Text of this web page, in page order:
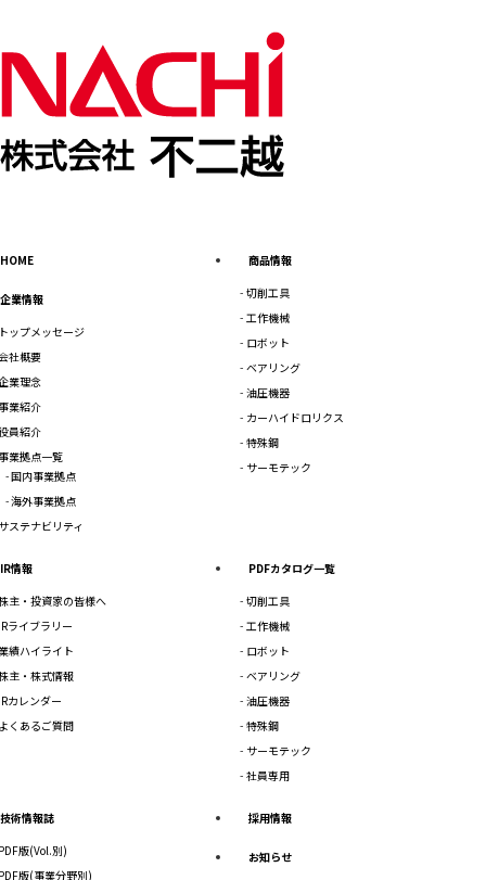
HOME
企業情報
ップメッセージ
社概要
業理念
業紹介
員紹介
業拠点一覧
国内事業拠点
海外事業拠点
ステナビリティ
商品情報
切削工具
工作機械
ロボット
ベアリング
油圧機器
カーハイドロリクス
特殊鋼
サーモテック
IR情報
主・投資家の皆様へ
ライブラリー
績ハイライト
主・株式情報
カレンダー
くあるご質問
PDFカタログ一覧
切削工具
工作機械
ロボット
ベアリング
油圧機器
特殊鋼
サーモテック
社員専用
技術情報誌
版(Vol.別)
版(事業分野別)
採用情報
お知らせ